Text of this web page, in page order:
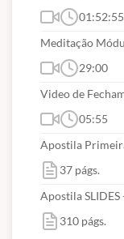
01:52:55
Meditação
29:00
Video de
05:55
Apostila
37 págs.
Apostila
310 págs.